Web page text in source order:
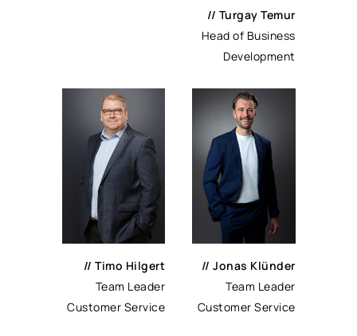
// Turgay Temur
Head of Business
Development
// Timo Hilgert
Team Leader
Customer Service
// Jonas Klünder
Team Leader
Customer Service